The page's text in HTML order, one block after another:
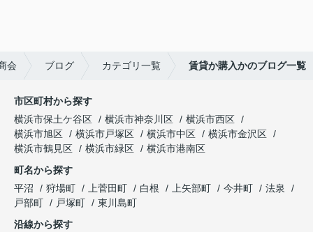
会 ブログ カテゴリ一覧 賃貸か購入かのブログ一覧
市区町村から探す
横浜市保土ケ谷区
横浜市神奈川区
横浜市西区
横浜市旭区
横浜市戸塚区 横浜市中区
横浜市金沢区
横浜市鶴見区
横浜市緑区
横浜市港南区
町名から探す
平沼
狩場町 上菅田町 白根 上矢部町 今井町
法泉
戸部町
戸塚町
東川島町
沿線から探す